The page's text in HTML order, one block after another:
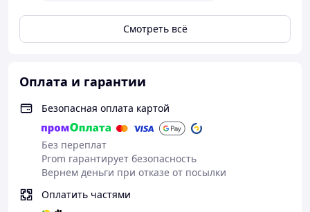
Ключові функції:
Смотреть всё
Оплата и гарантии
Безопасная оплата картой
Без переплат
Prom гарантирует безопасность
Вернем деньги при отказе от посылки
Оплатить частями